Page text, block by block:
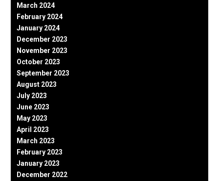
March 2024
February 2024
January 2024
December 2023
November 2023
October 2023
September 2023
August 2023
July 2023
June 2023
May 2023
April 2023
March 2023
February 2023
January 2023
December 2022